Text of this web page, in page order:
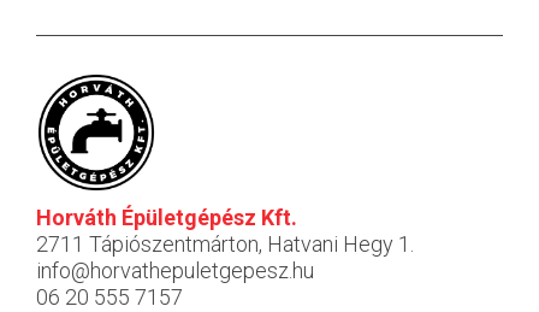
Horváth Épületgépész Kft.
2711 Tápiószentmárton, Hatvani Hegy 1.
info@horvathepuletgepesz.hu
06 20 555 7157